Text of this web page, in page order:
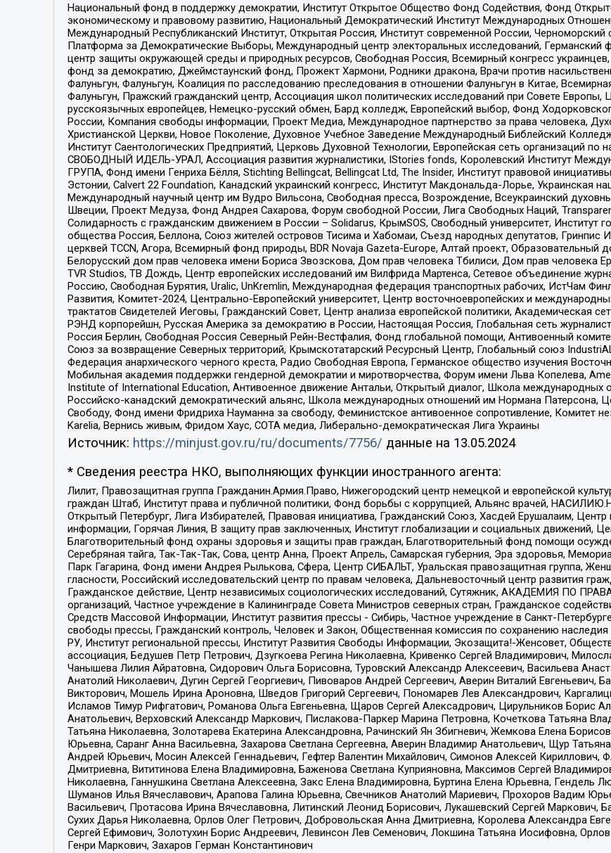
Национальный фонд в поддержку демократии, Институт Открытое Общество Фонд Содействия, Фонд
экономическому и правовому развитию, Национальный Демократический Институт Международных
Международный Республиканский Институт, Открытая Россия, Институт современной России, Черноморский
Платформа за Демократические Выборы, Международный центр электоральных исследований,
центр защиты окружающей среды и природных ресурсов, Свободная Россия, Всемирный конгресс украинцев,
фонд за демократию, Джеймстаунский фонд, Прожект Хармони, Родники дракона, Врачи против
Фалуньгун, Фалуньгун, Коалиция по расследованию преследования в отношении Фалуньгун в Китае,
Фалуньгун, Пражский гражданский центр, Ассоциация школ политических исследований при Совете Европы,
русскоязычных европейцев, Немецко-русский обмен, Бард колледж, Европейский выбор, Фонд
России, Компания свободы информации, Проект Медиа, Международное партнерство за права человека,
Христианской Церкви, Новое Поколение, Духовное Учебное Заведение Международный Библейский
Институт Саентологических Предприятий, Церковь Духовной Технологии, Европейская сеть организаций
СВОБОДНЫЙ ИДЕЛЬ-УРАЛ, Ассоциация развития журналистики, IStories fonds, Королевский Институт
ГРУПА, Фонд имени Генриха Бёлля, Stichting Bellingcat, Bellingcat Ltd, The Insider, Институт правовой
Эстонии, Calvert 22 Foundation, Канадский украинский конгресс, Институт Макдональда-Лорье, Украинская
Международный научный центр им Вудро Вильсона, Свободная пресса, Возрождение, Всеукраинский
Швеции, Проект Медуза, Фонд Андрея Сахарова, Форум свободной России, Лига Свободных Наций,
Солидарность с гражданским движением в России – Solidarus, КрымSOS, Свободный университет, Институт
общества Россия, Беллона, Союз жителей островов Тисима и Хабомаи, Съезд народных депутатов, Гринпис
церквей TCCN, Агора, Всемирный фонд природы, BDR Novaja Gazeta-Europe, Алтай проект,
Белорусский дом прав человека имени Бориса Звозскова, Дом прав человека Тбилиси, Дом прав человека
TVR Studios, ТВ Дождь, Центр европейских исследований им Вилфрида Мартенса, Сетевое объединение
Россию, Свободная Бурятия, Uralic, UnKremlin, Международная федерация транспортных рабочих, ИстЧам
Развития, Комитет-2024, Центрально-Европейский университет, Центр восточноевропейских и
трактатов Свидетелей Иеговы, Гражданский Совет, Центр анализа европейской политики, Академическая
РЭНД корпорейшн, Русская Америка за демократию в России, Настоящая Россия, Глобальная сеть
Россия Берлин, Свободная Россия Северный Рейн-Вестфалия, Фонд глобальной помощи, Антивоенный
Союз за возвращение Северных территорий, Крымскотатарский Ресурсный Центр, Глобальный союз
Федерация анархического черного креста, Радио Свободная Европа, Германское общество изучения
Мобильная академия поддержки гендерной демократии и миротворчества, Форум имени Льва Копелева,
Institute of International Education, Антивоенное движение Антальи, Открытый диалог, Школа международных
Российско-канадский демократический альянс, Школа международных отношений им Нормана Патерсона,
Свободу, Фонд имени Фридриха Науманна за свободу, Феминистское антивоенное сопротивление, Комитет
Karelia, Вернись живым, Фридом Хаус, СОТА медиа, Либерально-демократическая Лига Украины
Источник: https://minjust.gov.ru/ru/documents/7756/ данные на 13.05.2024
* Сведения реестра НКО, выполняющих функции иностранного агента:
Лилит, Правозащитная группа Гражданин.Армия.Право, Нижегородский центр немецкой и европейской
граждан Штаб, Институт права и публичной политики, Фонд борьбы с коррупцией, Альянс врачей,
Открытый Петербург, Лига Избирателей, Правовая инициатива, Гражданский Союз, Хасдей Ерушалаим,
информации, Горячая Линия, В защиту прав заключенных, Институт глобализации и социальных движений,
Благотворительный фонд охраны здоровья и защиты прав граждан, Благотворительный фонд помощи
Серебряная тайга, Так-Так-Так, Сова, центр Анна, Проект Апрель, Самарская губерния, Эра здоровья,
Парк Гагарина, Фонд имени Андрея Рылькова, Сфера, Центр СИБАЛЬТ, Уральская правозащитная группа,
гласности, Российский исследовательский центр по правам человека, Дальневосточный центр развития
Гражданское действие, Центр независимых социологических исследований, Сутяжник, АКАДЕМИЯ ПО
организаций, Частное учреждение в Калининграде Совета Министров северных стран, Гражданское
Средств Массовой Информации, Институт развития прессы - Сибирь, Частное учреждение в Санкт-
свободы прессы, Гражданский контроль, Человек и Закон, Общественная комиссия по сохранению
РУ, Институт региональной прессы, Институт Развития Свободы Информации, Экозащита!-Женсовет,
ассоциация, Бедушев Петр Петрович, Дзугкоева Регина Николаевна, Кривенко Сергей Владимирович,
Чанышева Лилия Айратовна, Сидорович Ольга Борисовна, Туровский Александр Алексеевич, Васильева
Анатолий Николаевич, Дугин Сергей Георгиевич, Пивоваров Андрей Сергеевич, Аверин Виталий Евгеньевич,
Викторович, Мошель Ирина Ароновна, Шведов Григорий Сергеевич, Пономарев Лев Александрович,
Исламов Тимур Рифгатович, Романова Ольга Евгеньевна, Щаров Сергей Алексадрович, Цирульников Борис
Анатольевич, Верховский Александр Маркович, Пислакова-Паркер Марина Петровна, Кочеткова Татьяна
Татьяна Николаевна, Золотарева Екатерина Александровна, Рачинский Ян Збигневич, Жемкова Елена
Юрьевна, Саранг Анна Васильевна, Захарова Светлана Сергеевна, Аверин Владимир Анатольевич, Щур
Андрей Юрьевич, Мосин Алексей Геннадьевич, Гефтер Валентин Михайлович, Симонов Алексей Кириллович,
Дмитриевна, Вититинова Елена Владимировна, Баженова Светлана Куприяновна, Максимов Сергей
Николаевна, Ганнушкина Светлана Алексеевна, Закс Елена Владимировна, Буртина Елена Юрьевна, Гендель
Шуманов Илья Вячеславович, Арапова Галина Юрьевна, Свечников Анатолий Мариевич, Прохоров Вадим
Васильевич, Протасова Ирина Вячеславовна, Литинский Леонид Борисович, Лукашевский Сергей
Сухих Дарья Николаевна, Орлов Олег Петрович, Добровольская Анна Дмитриевна, Королева Александра
Сергей Ефимович, Золотухин Борис Андреевич, Левинсон Лев Семенович, Локшина Татьяна Иосифовна,
Генри Маркович, Захаров Герман Константинович